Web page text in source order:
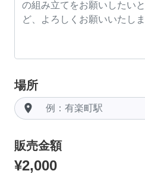
場所
room
販売金額
¥2,000